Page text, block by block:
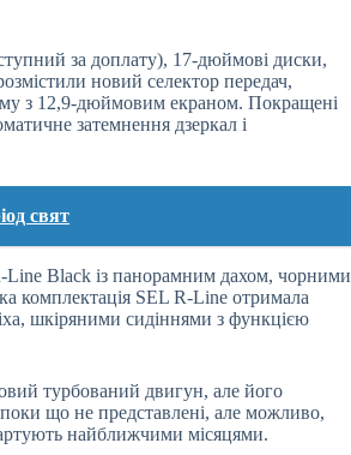
за доплату), 17-дюймові диски,
новий селектор передач,
з 12,9-дюймовим екраном. Покращені
затемнення дзеркал і
свят
Line Black із панорамним дахом, чорними
комплектація SEL R-Line отримала
шкіряними сидіннями з функцією
турбований двигун, але його
поки що не представлені, але можливо,
найближчими місяцями.